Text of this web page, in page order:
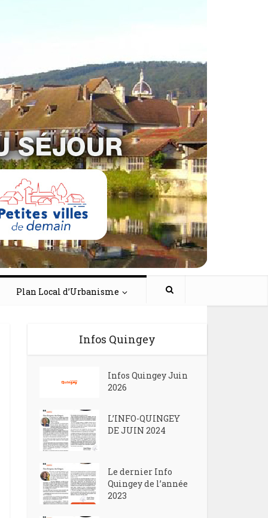
Plan Local d’Urbanisme
Infos Quingey
Infos Quingey Juin
2026
L’INFO-QUINGEY
DE JUIN 2024
Le dernier Info
Quingey de l’année
2023